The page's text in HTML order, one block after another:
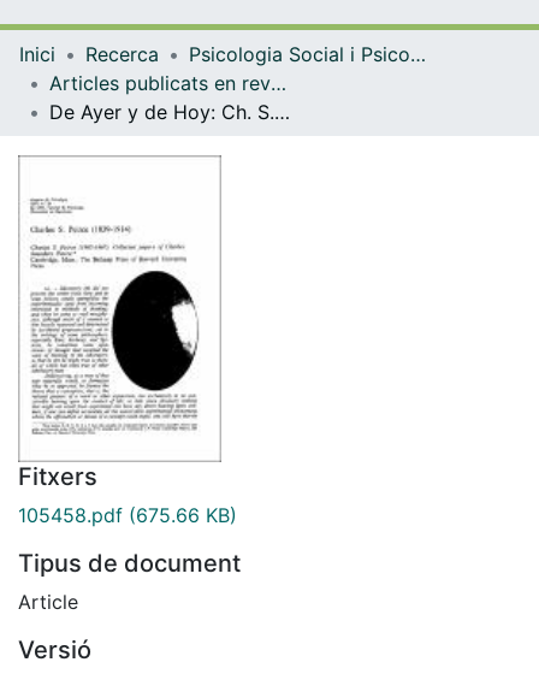
Navega per tot el DD
Com publicar
Inici Recerca
Psicologia Social i Psicologia Quantitativa
Articles publicats en revistes (Psicologia Social i Psicologia Quantitativa)
De Ayer y de Hoy: Ch. S. Peirce (1839-1914)
Fitxers
105458.pdf (675.66 KB)
Tipus de document
Article
Versió